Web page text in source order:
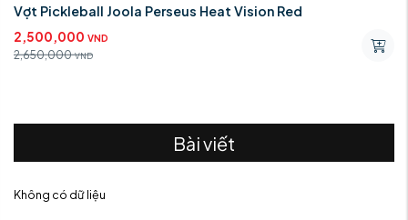
Vợt Pickleball Joola Perseus Heat Vision Red
2,500,000 VND
2,650,000 VND
Bài viết
Không có dữ liệu